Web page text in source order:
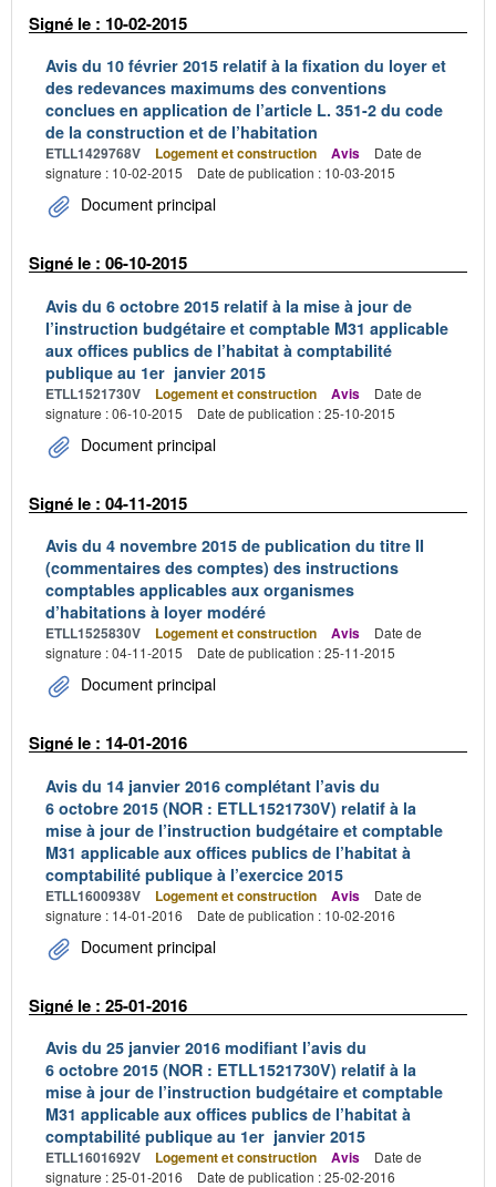
Signé le : 10-02-2015
Avis du 10 février 2015 relatif à la fixation du loyer et
des redevances maximums des conventions
conclues en application de l’article L. 351-2 du code
de la construction et de l’habitation
ETLL1429768V Logement et construction Avis
Date de
signature : 10-02-2015
Date de publication : 10-03-2015
Document principal
Signé le : 06-10-2015
Avis du 6 octobre 2015 relatif à la mise à jour de
l’instruction budgétaire et comptable M31 applicable
aux offices publics de l’habitat à comptabilité
publique au 1er janvier 2015
ETLL1521730V Logement et construction Avis
Date de
signature : 06-10-2015
Date de publication : 25-10-2015
Document principal
Signé le : 04-11-2015
Avis du 4 novembre 2015 de publication du titre II
(commentaires des comptes) des instructions
comptables applicables aux organismes
d’habitations à loyer modéré
ETLL1525830V Logement et construction Avis
Date de
signature : 04-11-2015
Date de publication : 25-11-2015
Document principal
Signé le : 14-01-2016
Avis du 14 janvier 2016 complétant l’avis du
6 octobre 2015 (NOR : ETLL1521730V) relatif à la
mise à jour de l’instruction budgétaire et comptable
M31 applicable aux offices publics de l’habitat à
comptabilité publique à l’exercice 2015
ETLL1600938V Logement et construction Avis
Date de
signature : 14-01-2016
Date de publication : 10-02-2016
Document principal
Signé le : 25-01-2016
Avis du 25 janvier 2016 modifiant l’avis du
6 octobre 2015 (NOR : ETLL1521730V) relatif à la
mise à jour de l’instruction budgétaire et comptable
M31 applicable aux offices publics de l’habitat à
comptabilité publique au 1er janvier 2015
ETLL1601692V Logement et construction Avis
Date de
signature : 25-01-2016
Date de publication : 25-02-2016